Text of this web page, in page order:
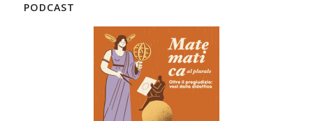
PODCAST